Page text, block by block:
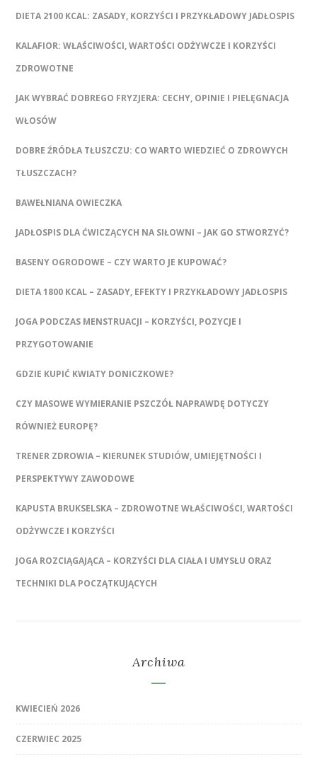
DIETA 2100 KCAL: ZASADY, KORZYŚCI I PRZYKŁADOWY JADŁOSPIS
KALAFIOR: WŁAŚCIWOŚCI, WARTOŚCI ODŻYWCZE I KORZYŚCI
ZDROWOTNE
JAK WYBRAĆ DOBREGO FRYZJERA: CECHY, OPINIE I PIELĘGNACJA
WŁOSÓW
DOBRE ŹRÓDŁA TŁUSZCZU: CO WARTO WIEDZIEĆ O ZDROWYCH
TŁUSZCZACH?
BAWEŁNIANA OWIECZKA
JADŁOSPIS DLA ĆWICZĄCYCH NA SIŁOWNI – JAK GO STWORZYĆ?
BASENY OGRODOWE – CZY WARTO JE KUPOWAĆ?
DIETA 1800 KCAL – ZASADY, EFEKTY I PRZYKŁADOWY JADŁOSPIS
JOGA PODCZAS MENSTRUACJI – KORZYŚCI, POZYCJE I
PRZYGOTOWANIE
GDZIE KUPIĆ KWIATY DONICZKOWE?
CZY MASOWE WYMIERANIE PSZCZÓŁ NAPRAWDĘ DOTYCZY
RÓWNIEŻ EUROPĘ?
TRENER ZDROWIA – KIERUNEK STUDIÓW, UMIEJĘTNOŚCI I
PERSPEKTYWY ZAWODOWE
KAPUSTA BRUKSELSKA – ZDROWOTNE WŁAŚCIWOŚCI, WARTOŚCI
ODŻYWCZE I KORZYŚCI
JOGA ROZCIĄGAJĄCA – KORZYŚCI DLA CIAŁA I UMYSŁU ORAZ
TECHNIKI DLA POCZĄTKUJĄCYCH
Archiwa
KWIECIEŃ 2026
CZERWIEC 2025